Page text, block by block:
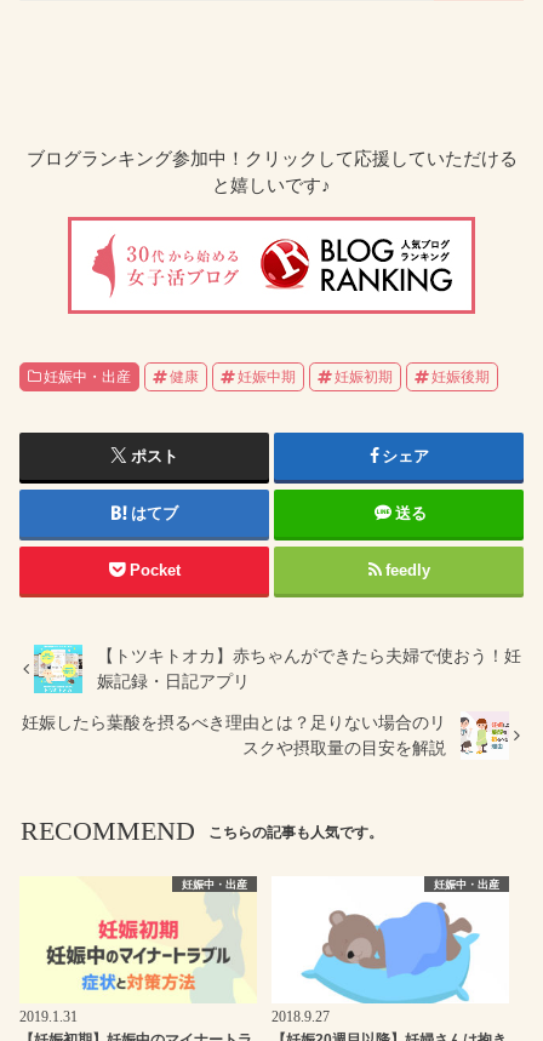
ブログランキング参加中！クリックして応援していただける
と嬉しいです♪
妊娠中・出産 健康 妊娠中期 妊娠初期 妊娠後期
ポスト シェア
はてブ 送る
Pocket feedly
【トツキトオカ】赤ちゃんができたら夫婦で使おう！妊
娠記録・日記アプリ
妊娠したら葉酸を摂るべき理由とは？足りない場合のリ
スクや摂取量の目安を解説
RECOMMEND こちらの記事も人気です。
妊娠中・出産
2019.1.31
妊娠中・出産
2018.9.27